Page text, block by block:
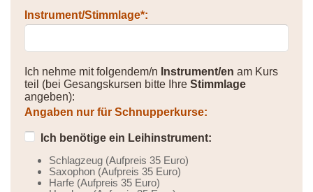
Instrument/Stimmlage*:
Ich nehme mit folgendem/n Instrument/en am Kurs
teil (bei Gesangskursen bitte Ihre Stimmlage
angeben):
Angaben nur für Schnupperkurse:
Ich benötige ein Leihinstrument:
Schlagzeug (Aufpreis 35 Euro)
Saxophon (Aufpreis 35 Euro)
Harfe (Aufpreis 35 Euro)